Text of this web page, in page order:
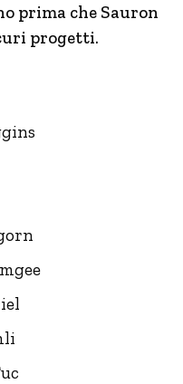
prima che Sauron
progetti.